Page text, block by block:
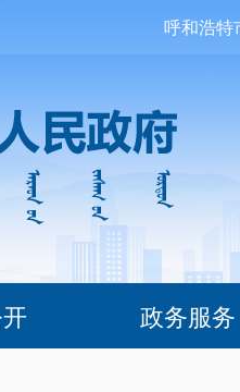
呼和浩特
政务服务